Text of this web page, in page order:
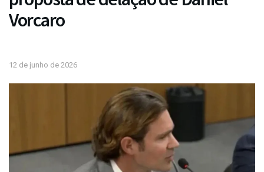
Vorcaro
12 de junho de 2026